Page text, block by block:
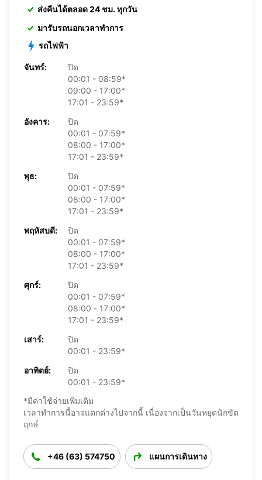
ส่งคืนได้ตลอด 24 ชม. ทุกวัน
มารับรถนอกเวลาทำการ
รถไฟฟ้า
จันทร์:
ปิด
00:01 - 08:59*
09:00 - 17:00*
17:01 - 23:59*
อังคาร:
ปิด
00:01 - 07:59*
08:00 - 17:00*
17:01 - 23:59*
พุธ:
ปิด
00:01 - 07:59*
08:00 - 17:00*
17:01 - 23:59*
พฤหัสบดี:
ปิด
00:01 - 07:59*
08:00 - 17:00*
17:01 - 23:59*
ศุกร์:
ปิด
00:01 - 07:59*
08:00 - 17:00*
17:01 - 23:59*
เสาร์:
ปิด
00:01 - 23:59*
อาทิตย์:
ปิด
00:01 - 23:59*
*มีค่าใช้จ่ายเพิ่มเติม
เวลาทำการนี้อาจแตกต่างไปจากนี้ เนื่องจากเป็นวันหยุดนักขัต
ฤกษ์
+46 (63) 574750 แผนการเดินทาง